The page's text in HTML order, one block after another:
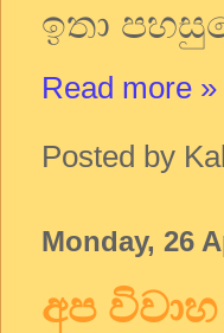
ඉතා
Read more »
Posted by
Monday, 26
අප